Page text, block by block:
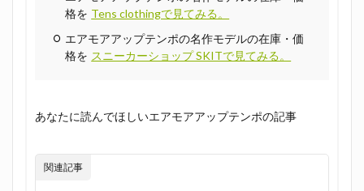
格を Tens clothingで見てみる。
エアモアアップテンポの名作モデルの在庫・価
格を スニーカーショップ SKITで見てみる。
あなたに読んでほしいエアモアアップテンポの記事
関連記事